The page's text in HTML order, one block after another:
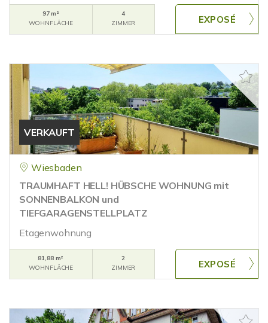
97 m²
WOHNFLÄCHE
4
ZIMMER
VERKAUFT
Wiesbaden
TRAUMHAFT HELL! HÜBSCHE WOHNUNG mit
SONNENBALKON und
TIEFGARAGENSTELLPLATZ
Etagenwohnung
81,88 m²
WOHNFLÄCHE
2
ZIMMER